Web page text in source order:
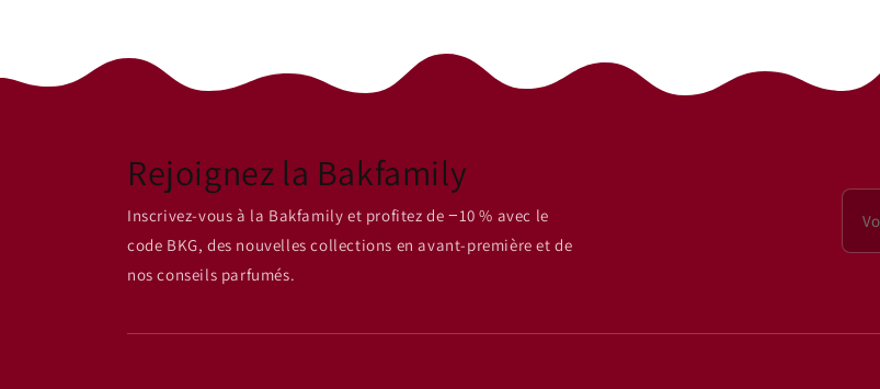
Rejoignez la Bakfamily
Inscrivez-vous à la Bakfamily et profitez de −10 % avec le
code BKG, des nouvelles collections en avant-première et de
nos conseils parfumés.